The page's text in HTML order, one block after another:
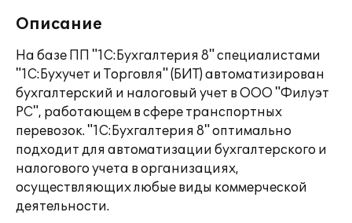
Описание
На базе ПП "1С:Бухгалтерия 8" специалистами
"1С:Бухучет и Торговля" (БИТ) автоматизирован
бухгалтерский и налоговый учет в ООО "Филуэт
РС", работающем в сфере транспортных
перевозок. "1C:Бухгалтерия 8" оптимально
подходит для автоматизации бухгалтерского и
налогового учета в организациях,
осуществляющих любые виды коммерческой
деятельности.